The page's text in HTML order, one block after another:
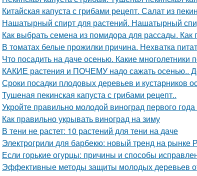
Китайская капуста с грибами рецепт. Салат из
Нашатырный спирт для растений. Нашатырный
Как выбрать семена из помидора для рассады. Как
В томатах белые прожилки причина. Нехватка
Что посадить на даче осенью. Какие многолетники
КАКИЕ растения и ПОЧЕМУ надо сажать осенью..
Сроки посадки плодовых деревьев и кустарников
Тушеная пекинская капуста с грибами рецепт..
Укройте правильно молодой виноград первого
Как правильно укрывать виноград на зиму
В тени не растет: 10 растений для тени на даче
Электрогрили для барбекю: новый тренд на рынке
Если горькие огурцы: причины и способы
Эффективные методы защиты молодых деревьев